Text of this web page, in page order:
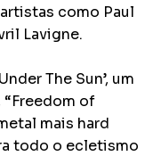
como Paul
Lavigne.
The Sun’, um
of
mais hard
todo o ecletismo